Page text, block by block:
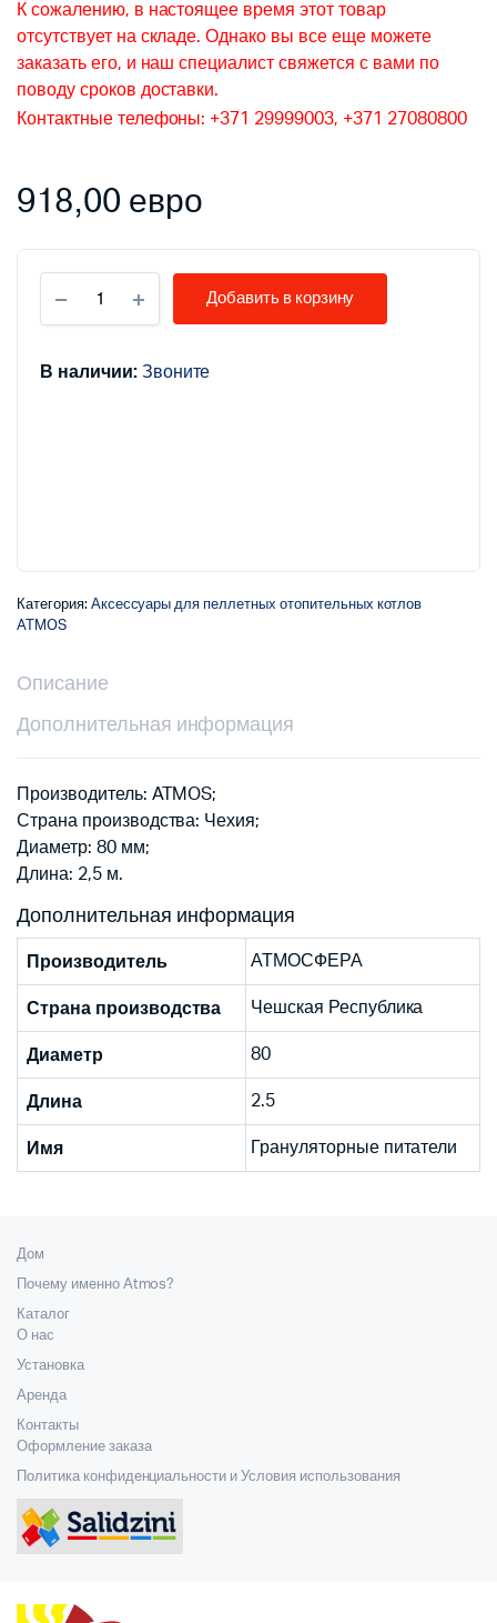
К сожалению, в настоящее время этот товар
отсутствует на складе. Однако вы все еще можете
заказать его, и наш специалист свяжется с вами по
поводу сроков доставки.
Контактные телефоны: +371 29999003, +371 27080800
918,00 евро
для
гранул
DRA
Добавить в корзину
В наличии: Звоните
Категория: Аксессуары для пеллетных отопительных котлов
ATMOS
Описание
Дополнительная информация
Производитель: ATMOS;
Страна производства: Чехия;
Диаметр: 80 мм;
Длина: 2,5 м.
Дополнительная информация
Производитель АТМОСФЕРА
Страна производства Чешская Республика
Диаметр 80
Длина 2.5
Имя Грануляторные питатели
Дом
Почему именно Atmos?
Каталог
О нас
Установка
Аренда
Контакты
Оформление заказа
Политика конфиденциальности и Условия использования